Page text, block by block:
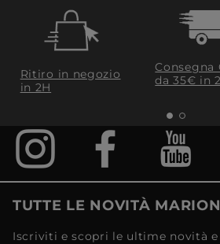
Ritiro in negozio
in 2H
Consegna
da 35€​ in
TUTTE LE NOVITÀ
Iscriviti e scopri le ultime novità